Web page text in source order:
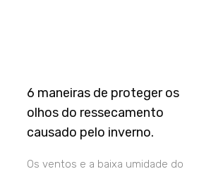
6 maneiras de proteger os
olhos do ressecamento
causado pelo inverno.
Os ventos e a baixa umidade do